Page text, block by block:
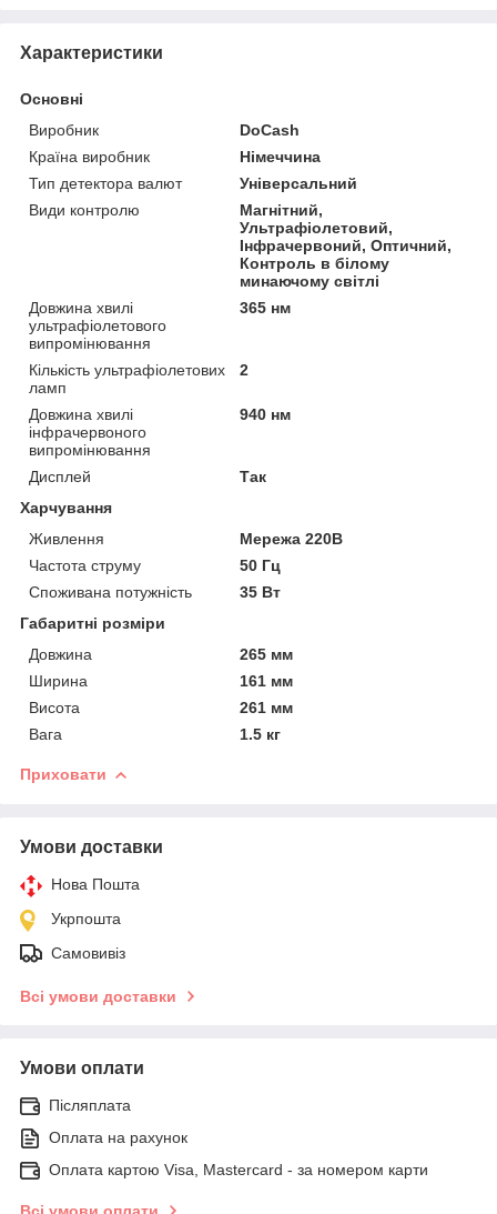
Характеристики
Основні
Виробник
DoCash
Країна виробник
Німеччина
Тип детектора валют
Універсальний
Види контролю
Магнітний,
Ультрафіолетовий,
Інфрачервоний, Оптичний,
Контроль в білому
минаючому світлі
Довжина хвилі
ультрафіолетового
випромінювання
365 нм
Кількість ультрафіолетових
ламп
2
Довжина хвилі
інфрачервоного
випромінювання
940 нм
Дисплей
Так
Харчування
Живлення
Мережа 220В
Частота струму
50 Гц
Споживана потужність
35 Вт
Габаритні розміри
Довжина
265 мм
Ширина
161 мм
Висота
261 мм
Вага
1.5 кг
Приховати
Умови доставки
Нова Пошта
Укрпошта
Самовивіз
Всі умови доставки
Умови оплати
Післяплата
Оплата на рахунок
Оплата картою Visa, Mastercard - за номером карти